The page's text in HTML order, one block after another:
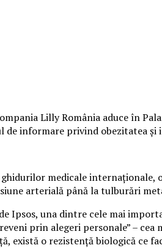
Lilly România aduce în
de informare privind obezitatea
medicale internaționale,
arterială până la tulburări
Ipsos, una dintre cele mai
prin alegeri personale” –
există o rezistență biologică ce